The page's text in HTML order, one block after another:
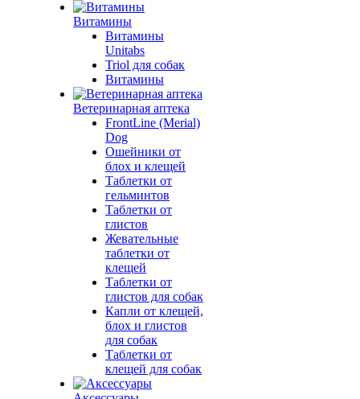
Витамины
Витамины
Unitabs
Triol для собак
Витамины
Ветеринарная аптека
FrontLine (Merial)
Dog
Ошейники от
блох и клещей
Таблетки от
гельминтов
Таблетки от
глистов
Жевательные
таблетки от
клещей
Таблетки от
глистов для собак
Капли от клещей,
блох и глистов
для собак
Таблетки от
клещей для собак